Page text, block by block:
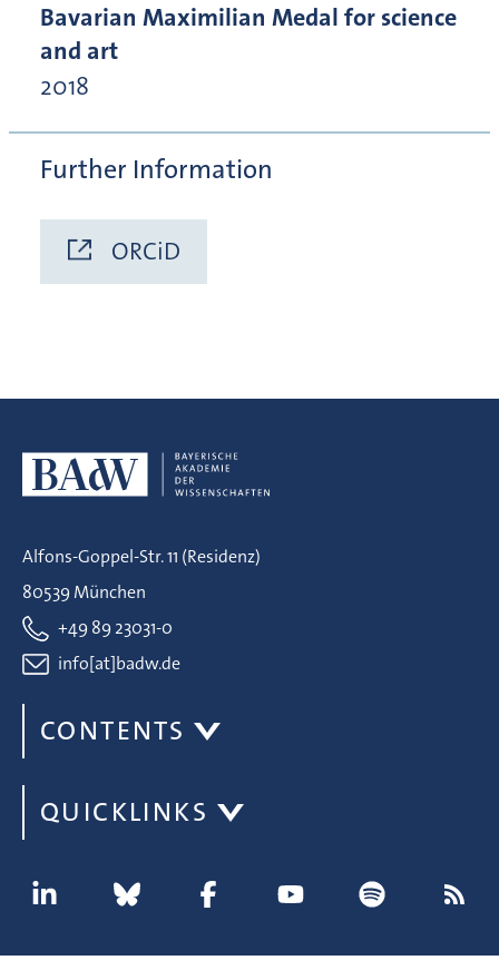
Bavarian Maximilian Medal for science
and art
2018
Further Information
ORCiD
Alfons-Goppel-Str. 11 (Residenz)
80539 München
+49 89 23031-0
info[at]badw.de
CONTENTS
QUICKLINKS